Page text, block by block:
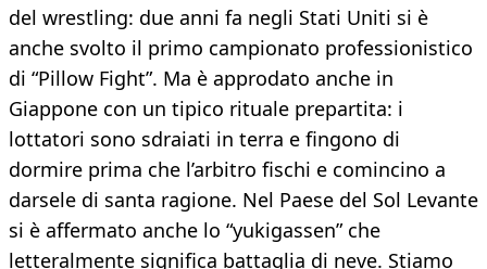
del wrestling: due anni fa negli Stati Uniti si è
anche svolto il primo campionato professionistico
di “Pillow Fight”. Ma è approdato anche in
Giappone con un tipico rituale prepartita: i
lottatori sono sdraiati in terra e fingono di
dormire prima che l’arbitro fischi e comincino a
darsele di santa ragione. Nel Paese del Sol Levante
si è affermato anche lo “yukigassen” che
letteralmente significa battaglia di neve. Stiamo